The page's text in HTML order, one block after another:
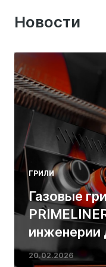
Новости
ГРИЛИ
Газовые
инженерии
20.02.2026